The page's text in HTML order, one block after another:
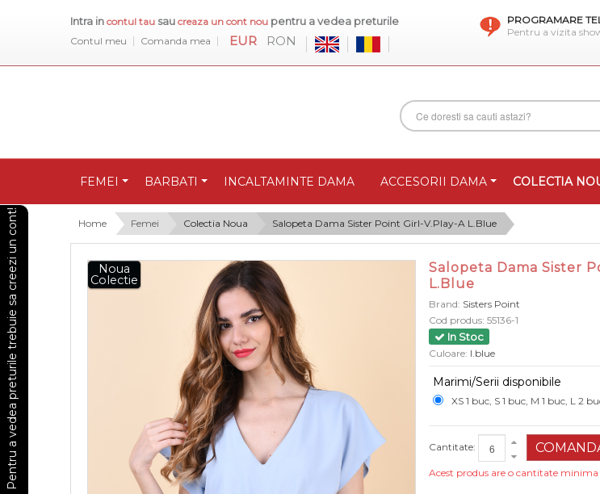
Intra in contul tau sau creaza un cont nou pentru a vedea preturile
Contul meu Comanda mea EUR RON
PROGRAMARE
Pentru a vizita
FEMEI BARBATI INCALTAMINTE DAMA ACCESORII DAMA COLECTIA
Home Femei Colectia Noua Salopeta Dama Sister Point Girl-V.Play-A L.Blue
Noua
Colectie
Salopeta Dama Sister
L.Blue
Brand: Sisters Point
Cod produs: 55136-1
In Stoc
Culoare: l.blue
Marimi/Serii disponibile
XS 1 buc, S 1 buc, M 1 buc, L 2
Cantitate:
Acest produs are o cantitate
Pentru a vedea preturile trebuie sa creezi un cont!